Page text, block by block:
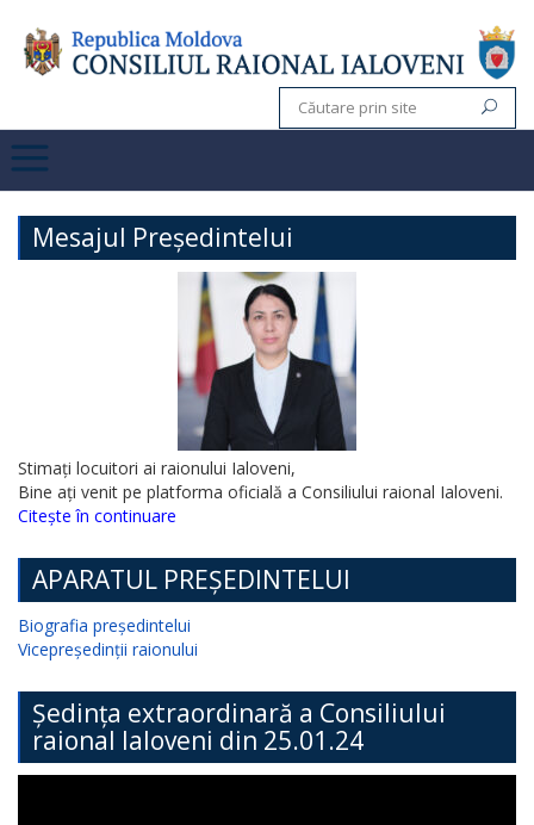
Mesajul Președintelui
Stimați locuitori ai raionului Ialoveni,
Bine ați venit pe platforma oficială a Consiliului raional Ialoveni.
Citește în continuare
APARATUL PREȘEDINTELUI
Biografia președintelui
Vicepreședinții raionului
Ședința extraordinară a Consiliului
raional Ialoveni din 25.01.24